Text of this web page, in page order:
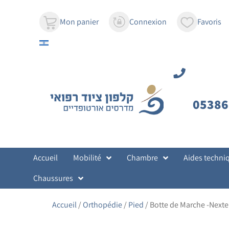
Mon panier Connexion Favoris
Accueil Mobilité Chambre
Aides
Chaussures
Accueil/Orthopédie/Pied/ Botte de Marche -